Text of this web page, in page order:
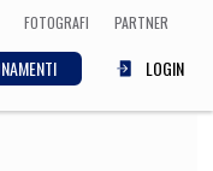
FOTOGRAFI PARTNER
LOGIN